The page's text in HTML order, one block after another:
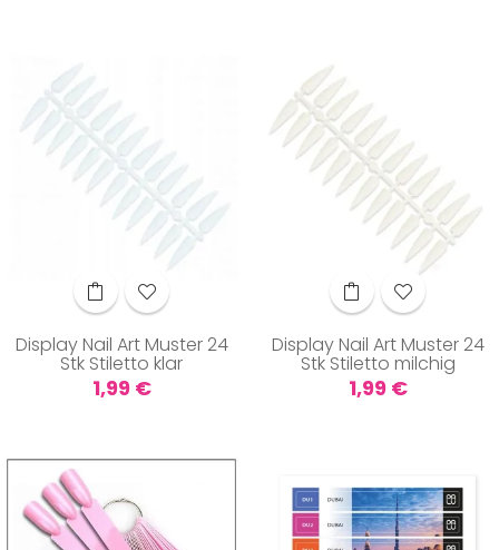
Display Nail Art Muster 24
Stk Stiletto klar
Preis
1,99 €
Display Nail Art Muster 24
Stk Stiletto milchig
Preis
1,99 €